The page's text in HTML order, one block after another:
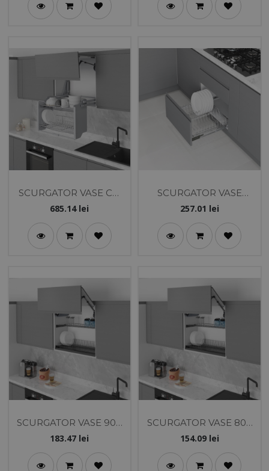
SCURGATOR VASE CU
LIFT 80 CM - STARAX
685.14lei
SCURGATOR VASE
560X470X130 CU
257.01 lei
SCURGATOR VASE 900
ANTRACIT STARAX
183.47 lei
SCURGATOR VASE 800
ANTRACIT STARAX
154.09lei